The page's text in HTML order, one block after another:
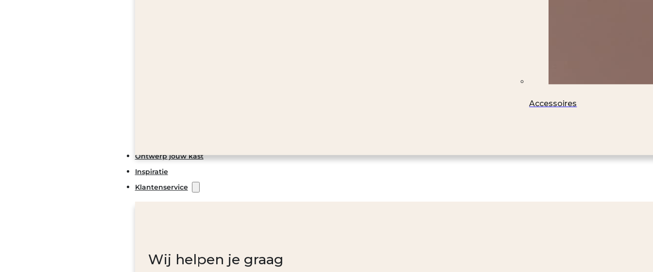
Accessoires
Ontwerp jouw kast
Inspiratie
Klantenservice
Wij helpen je graag